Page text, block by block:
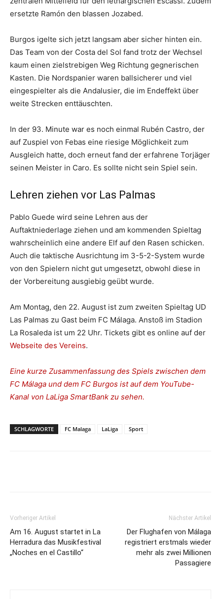
ersetzte Ramón den blassen Jozabed.
Burgos igelte sich jetzt langsam aber sicher hinten ein.
Das Team von der Costa del Sol fand trotz der Wechsel
kaum einen zielstrebigen Weg Richtung gegnerischen
Kasten. Die Nordspanier waren ballsicherer und viel
eingespielter als die Andalusier, die im Endeffekt über
weite Strecken enttäuschten.
In der 93. Minute war es noch einmal Rubén Castro, der
auf Zuspiel von Febas eine riesige Möglichkeit zum
Ausgleich hatte, doch erneut fand der erfahrene Torjäger
seinen Meister in Caro. Es sollte nicht sein Spiel sein.
Lehren ziehen vor Las Palmas
Pablo Guede wird seine Lehren aus der
Auftaktniederlage ziehen und am kommenden Spieltag
wahrscheinlich eine andere Elf auf den Rasen schicken.
Auch die taktische Ausrichtung im 3-5-2-System wurde
von den Spielern nicht gut umgesetzt, obwohl diese in
der Vorbereitung ausgiebig geübt wurde.
Am Montag, den 22. August ist zum zweiten Spieltag UD
Las Palmas zu Gast beim FC Málaga. Anstoß im Stadion
La Rosaleda ist um 22 Uhr. Tickets gibt es online auf der
Webseite des Vereins.
Eine kurze Zusammenfassung des Spiels zwischen dem
FC Málaga und dem FC Burgos ist auf dem YouTube-
Kanal von LaLiga SmartBank zu sehen.
SCHLAGWORTE FC Malaga LaLiga Sport
Vorheriger Artikel
Am 16. August startet in La
Herradura das Musikfestival
„Noches en el Castillo“
Nächster Artikel
Der Flughafen von Málaga
registriert erstmals wieder
mehr als zwei Millionen
Passagiere